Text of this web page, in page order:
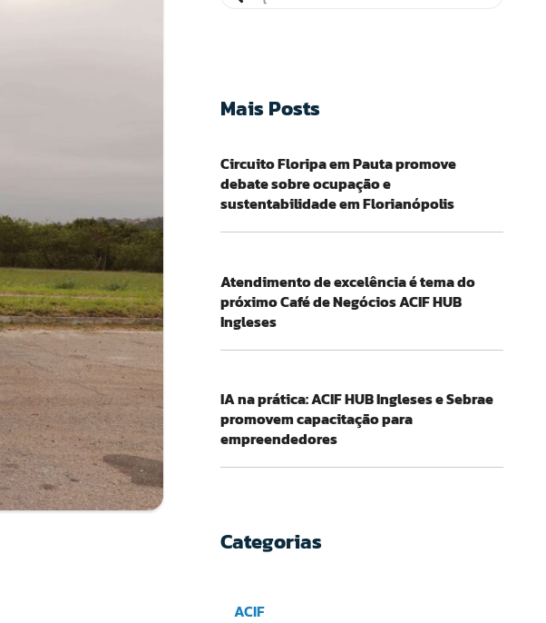
Mais Posts
Circuito Floripa em Pauta promove
debate sobre ocupação e
sustentabilidade em Florianópolis
Atendimento de excelência é tema do
próximo Café de Negócios ACIF HUB
Ingleses
IA na prática: ACIF HUB Ingleses e Sebrae
promovem capacitação para
empreendedores
Categorias
ACIF